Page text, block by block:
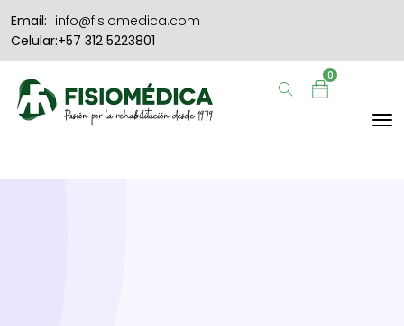
Email: info@fisiomedica.com
Celular:+57 312 5223801
0